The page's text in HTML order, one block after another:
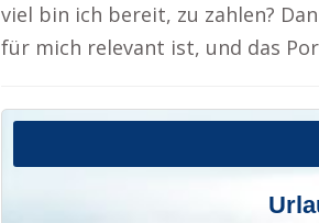
viel bin ich bereit, zu zahlen?
für mich relevant ist, und das